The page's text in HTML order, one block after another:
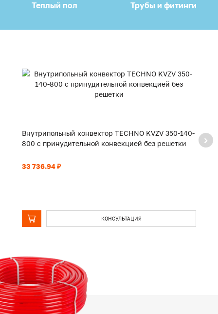
Теплый пол Трубы и фитинги
Внутрипольный конвектор TECHNO KVZV 350-140-
800 с принудительной конвекцией без решетки
33 736.94 ₽
КОНСУЛЬТАЦИЯ